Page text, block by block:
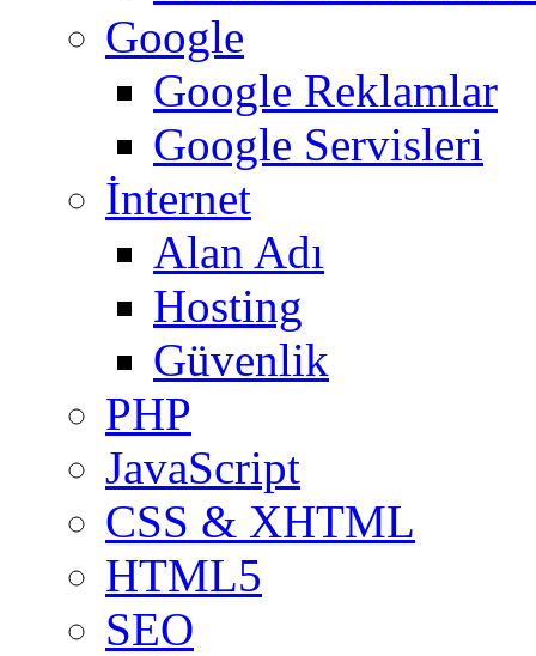
Google
Google Reklamlar
Google Servisleri
İnternet
Alan Adı
Hosting
Güvenlik
PHP
JavaScript
CSS & XHTML
HTML5
SEO